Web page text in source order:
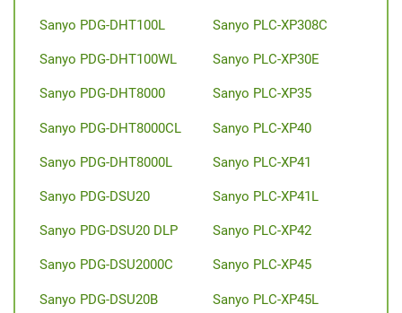
Sanyo PDG-DHT100L
Sanyo PDG-DHT100WL
Sanyo PDG-DHT8000
Sanyo PDG-DHT8000CL
Sanyo PDG-DHT8000L
Sanyo PDG-DSU20
Sanyo PDG-DSU20 DLP
Sanyo PDG-DSU2000C
Sanyo PDG-DSU20B
Sanyo PLC-XP308C
Sanyo PLC-XP30E
Sanyo PLC-XP35
Sanyo PLC-XP40
Sanyo PLC-XP41
Sanyo PLC-XP41L
Sanyo PLC-XP42
Sanyo PLC-XP45
Sanyo PLC-XP45L